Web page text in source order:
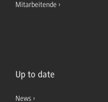
Mitarbeitende
Up to date
News